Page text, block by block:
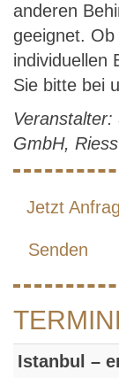
anderen
geeignet.
individuellen
Sie bitte bei
Veranstalter:
GmbH,
Jetzt
Senden
Istanbul –